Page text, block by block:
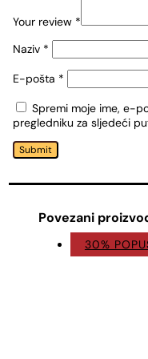
Your review *
Naziv *
E-pošta *
Spremi moje ime, e-
pregledniku za sljedeći
Submit
Povezani
30%